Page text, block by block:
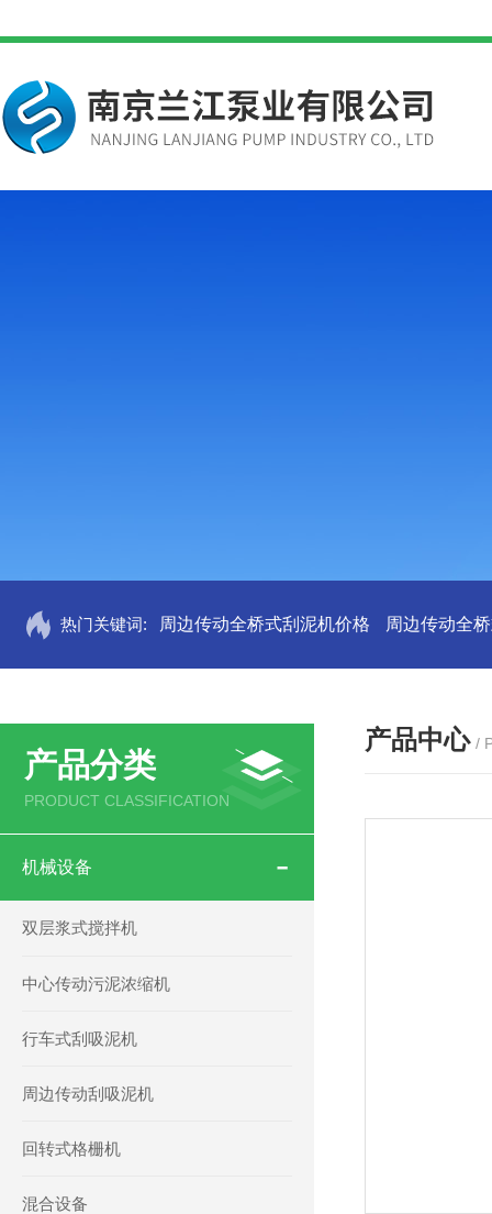
热门关键词: 周边传动全桥式刮泥机价格 周边传动全
产品分类
PRODUCT CLASSIFICATION
机械设备
双层浆式搅拌机
中心传动污泥浓缩机
行车式刮吸泥机
周边传动刮吸泥机
回转式格栅机
混合设备
产品中心 /